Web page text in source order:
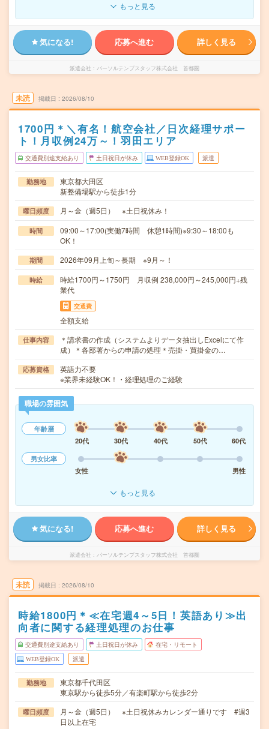
もっと見る
気になる! 応募へ進む 詳しく見る
派遣会社 パーソルテンプスタッフ株式会社 首都圏
未読 掲載日 2026/08/10
1700円＊＼有名！航空会社／日次経理サポー
ト！月収例24万～！羽田エリア
交通費別途支給あり 土日祝日が休み WEB登録OK 派遣
勤務地
東京都大田区
新整備場駅から徒歩1分
曜日頻度 月～金（週5日） ※土日祝休み！
時間
09:00～17:00(実働7時間 休憩1時間)※9:30～18:00も
OK！
期間 2026年09月上旬～長期 ※9月～！
時給
時給1700円～1750円 月収例 238,000円～245,000円+残
業代
交通費
全額支給
仕事内容
＊請求書の作成（システムよりデータ抽出しExcelにて作
成）＊各部署からの申請の処理＊売掛・買掛金の…
応募資格
英語力不要
※業界未経験OK！・経理処理のご経験
職場の雰囲気
年齢層
20代
30代 40代 50代
60代
男女比率
女性
男性
もっと見る
気になる! 応募へ進む 詳しく見る
派遣会社 パーソルテンプスタッフ株式会社 首都圏
未読 掲載日 2026/08/10
時給1800円＊≪在宅週4～5日！英語あり≫出
向者に関する経理処理のお仕事
交通費別途支給あり 土日祝日が休み 在宅・リモート
WEB登録OK 派遣
勤務地
東京都千代田区
東京駅から徒歩5分／有楽町駅から徒歩2分
曜日頻度
月～金（週5日） ※土日祝休みカレンダー通りです #週3
日以上在宅